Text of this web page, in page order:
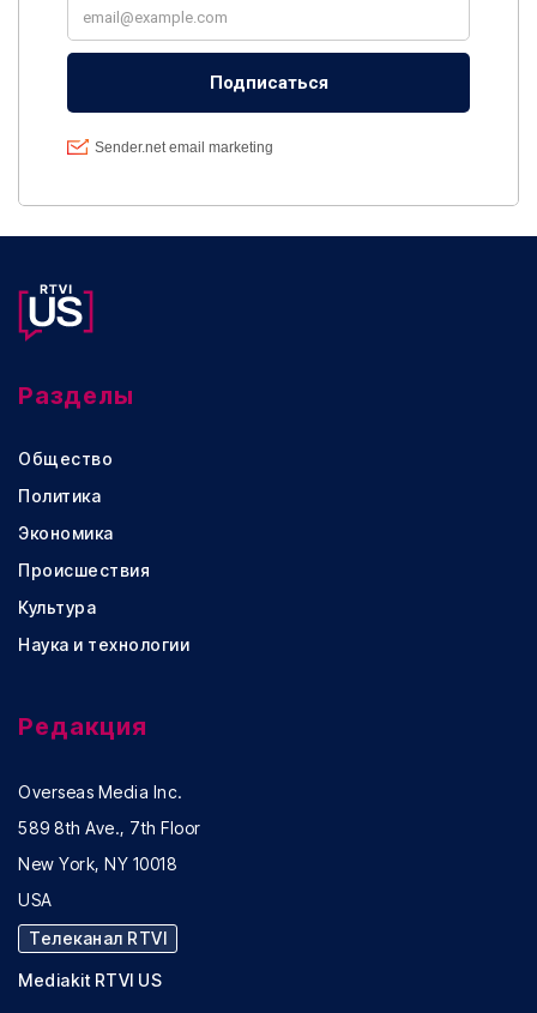
Разделы
Общество
Политика
Экономика
Происшествия
Культура
Наука и технологии
Редакция
Overseas Media Inc.
589 8th Ave., 7th Floor
New York, NY 10018
USA
Телеканал RTVI
Mediakit RTVI US